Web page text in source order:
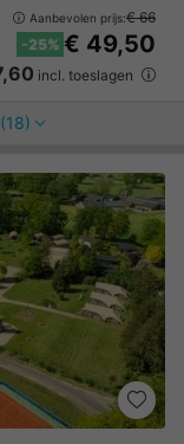
Aanbevolen prijs:€ 66
-25% € 49,50
incl. toeslagen